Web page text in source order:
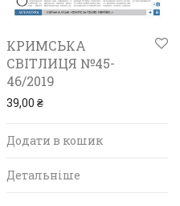
КРИМСЬКА
СВІТЛИЦЯ №45-
46/2019
39,00 ₴
Додати в кошик
Детальніше